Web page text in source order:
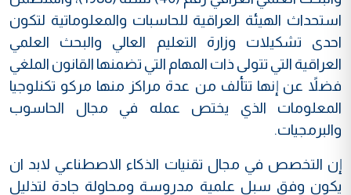
استحداث الهيئة العراقية للحاسبات والمعلوماتية لتكون
احدى تشكيلات وزارة التعليم العالي والبحث العلمي
العراقية التي تتولى ذات المهام التي تضمنها القانون الملغي
فضلاً عن إنها تتألف من عدة مراكز منها مركو تكنلوجيا
المعلومات الذي يختص عمله في مجال الحاسوب
والبرمجيات.
إن التخصص في مجال تقنيات الذكاء الاصطناعي لابد ان
يكون وفق سبل علمية مدروسة ومحاولة جادة لتذليل